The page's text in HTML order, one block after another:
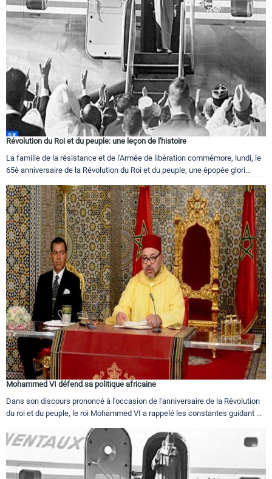
Révolution du Roi et du peuple: une leçon de l'histoire
La famille de la résistance et de l'Armée de libération commémore, lundi, le
65è anniversaire de la Révolution du Roi et du peuple, une épopée glori...
Mohammed VI défend sa politique africaine
Dans son discours prononcé à l'occasion de l'anniversaire de la Révolution
du roi et du peuple, le roi Mohammed VI a rappelé les constantes guidant ...